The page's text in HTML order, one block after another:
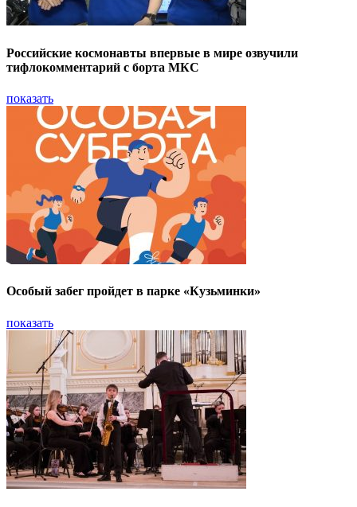
Российские космонавты впервые в мире озвучили
тифлокомментарий с борта МКС
показать
Особый забег пройдет в парке «Кузьминки»
показать